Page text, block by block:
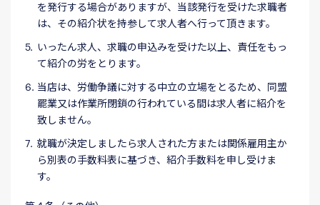
を発行する場合がありますが、当該発行を受けた求職者
は、その紹介状を持参して求人者へ行って頂きます。
いったん求人、求職の申込みを受けた以上、責任をもっ
て紹介の労をとります。
当店は、労働争議に対する中立の立場をとるため、同盟
罷業又は作業所閉鎖の行われている間は求人者に紹介を
致しません。
就職が決定しましたら求人された方または関係雇用主か
ら別表の手数料表に基づき、紹介手数料を申し受けま
す。